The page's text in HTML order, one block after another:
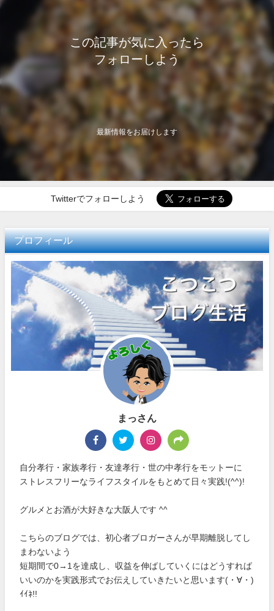
この記事が気に入ったら
フォローしよう
最新情報をお届けします
Twitterでフォローしよう
プロフィール
まっさん
自分孝行・家族孝行・友達孝行・世の中孝行をモットーに
ストレスフリーなライフスタイルをもとめて日々実践!(^^)!
グルメとお酒が大好きな大阪人です ^^
こちらのブログでは、初心者ブロガーさんが早期離脱してし
まわないよう
短期間で0→1を達成し、収益を伸ばしていくにはどうすれば
いいのかを実践形式でお伝えしていきたいと思います(・∀・)
ｲｲﾈ!!